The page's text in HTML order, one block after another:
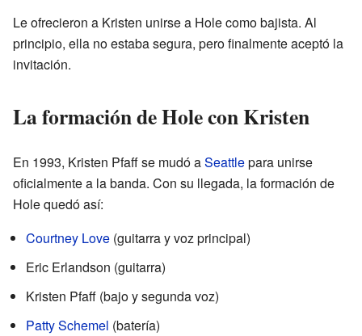
Le ofrecieron a Kristen unirse a Hole como bajista. Al
principio, ella no estaba segura, pero finalmente aceptó la
invitación.
La formación de Hole con Kristen
En 1993, Kristen Pfaff se mudó aSeattlepara unirse
oficialmente a la banda. Con su llegada, la formación de
Hole quedó así:
Courtney Love (guitarra y voz principal)
Eric Erlandson (guitarra)
Kristen Pfaff (bajo y segunda voz)
Patty Schemel (batería)